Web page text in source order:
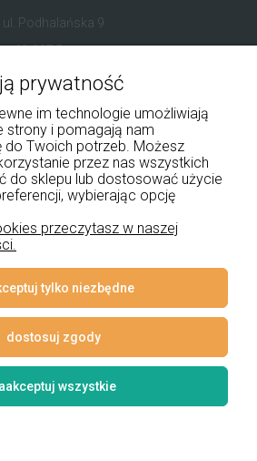
ul. Podhalańska 9
41-907 Bytom
+48 534 555 344
sklep@noxbox.pl
Pomoc
i dostawa
Informacje
prywatność
im technologie umożliwiają
strony i pomagają nam
Twoich potrzeb. Możesz
przez nas wszystkich
do sklepu lub dostosować użycie
wybierając opcję
przeczytasz w naszej
tylko niezbędne
dostosuj zgody
wszystkie